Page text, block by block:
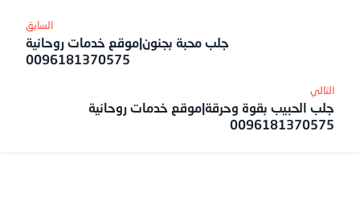
جلب محبة بجنون|موقع خدمات روحانية
0096181370575
‎التالي
جلب الحبيب بقوة وحرقة|موقع خدمات روحانية
0096181370575